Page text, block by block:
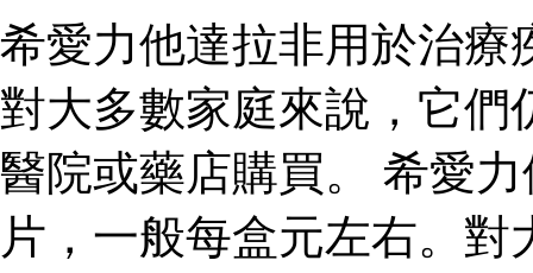
希愛力他達拉非用於治療
對大多數家庭來說，它們
醫院或藥店購買。 希愛
片，一般每盒元左右。